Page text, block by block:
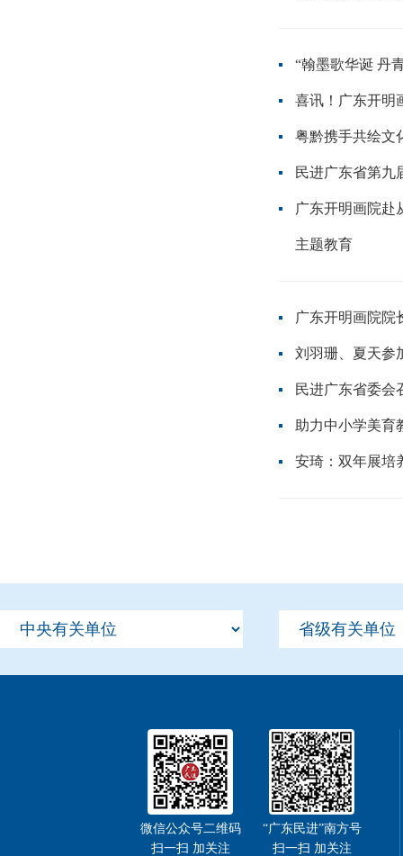
“翰墨歌华诞 丹
喜讯！广东开明
粤黔携手共绘文
民进广东省第九
广东开明画院赴
主题教育
广东开明画院院
刘羽珊、夏天参
民进广东省委会
助力中小学美育
安琦：双年展培
“广东民进”南方号
扫一扫 加关注
微信公众号二维码
扫一扫 加关注